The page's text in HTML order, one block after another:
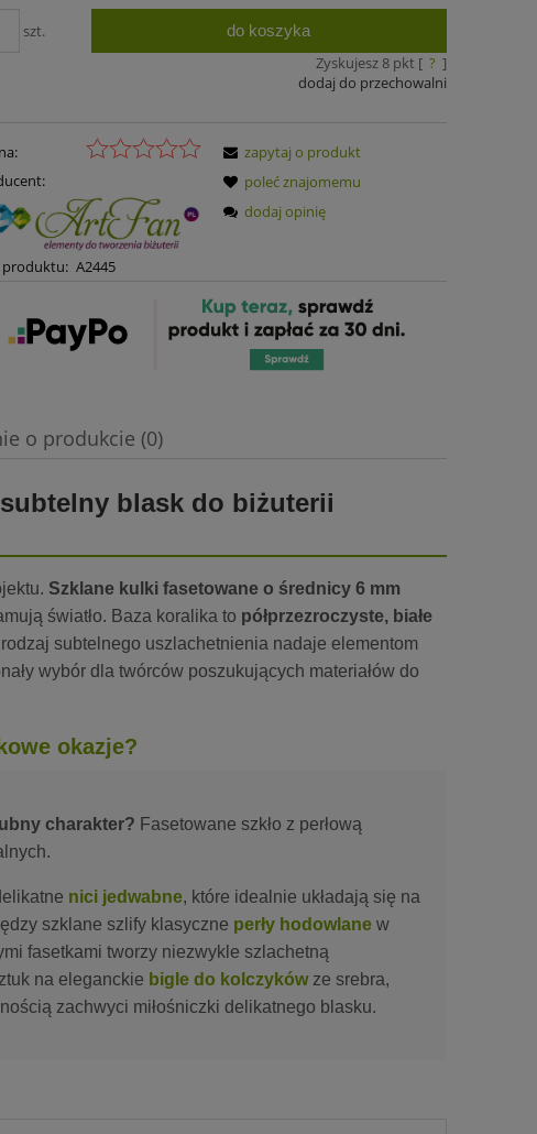
szt. do koszyka
Zyskujesz 8pkt [ ? ]
dodaj do przechowalni
produktu: A2445
zapytaj o produkt
poleć znajomemu
dodaj opinię
o produkcie (0)
blask do biżuterii
Szklane kulki fasetowane o średnicy 6 mm
światło. Baza koralika to półprzezroczyste, białe
rodzaj subtelnego uszlachetnienia nadaje elementom
wybór dla twórców poszukujących materiałów do
okazje?
charakter? Fasetowane szkło z perłową
nici jedwabne, które idealnie układają się na
szklane szlify klasyczne perły hodowlane w
fasetkami tworzy niezwykle szlachetną
na eleganckie bigle do kolczykówze srebra,
zachwyci miłośniczki delikatnego blasku.